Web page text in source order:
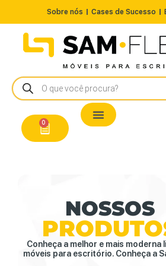
Sobre nós Cases de Sucesso
0
NOSSOS
Conheça a melhor e mais moderna
móveis para escritório. Conheça a